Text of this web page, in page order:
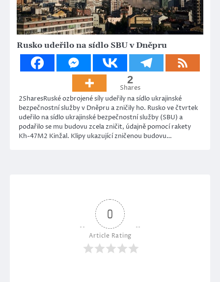
Rusko udeřilo na sídlo SBU v Dněpru
2
Shares
2SharesRuské ozbrojené síly udeřily na sídlo ukrajinské
bezpečnostní služby v Dněpru a zničily ho. Rusko ve čtvrtek
udeřilo na sídlo ukrajinské bezpečnostní služby (SBU) a
podařilo se mu budovu zcela zničit, údajně pomocí rakety
Kh-47M2 Kinžal. Klipy ukazující zničenou budovu…
0
Article Rating